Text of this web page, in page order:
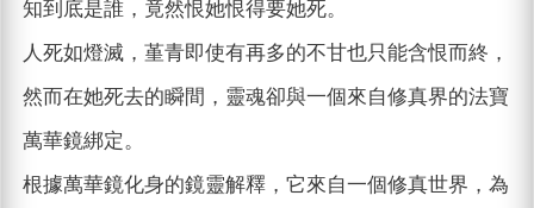
知到底是誰，竟然恨她恨得要她死。
人死如燈滅，堇青即使有再多的不甘也只能含恨而終，
然而在她死去的瞬間，靈魂卻與一個來自修真界的法寶
萬華鏡綁定。
根據萬華鏡化身的鏡靈解釋，它來自一個修真世界，為